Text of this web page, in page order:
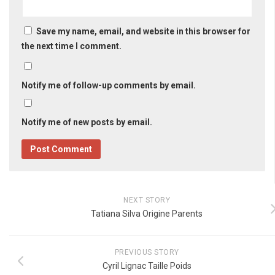
Save my name, email, and website in this browser for
the next time I comment.
Notify me of follow-up comments by email.
Notify me of new posts by email.
NEXT STORY
Tatiana Silva Origine Parents
PREVIOUS STORY
Cyril Lignac Taille Poids